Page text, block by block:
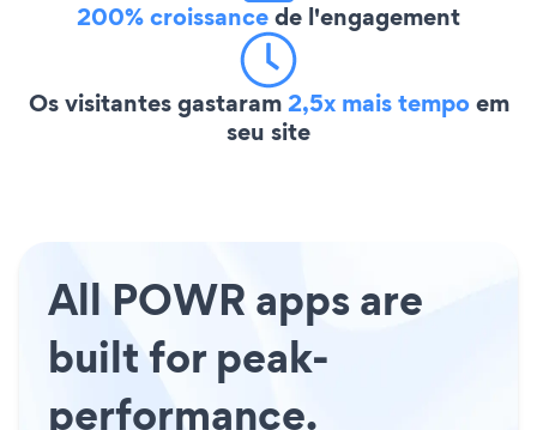
200% croissancede l'engagement
Os visitantes gastaram2,5x mais tempoem
seu site
All POWR apps are
built for peak-
performance.